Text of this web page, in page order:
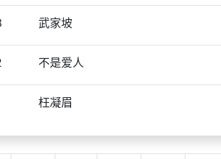
武家坡
不是爱人
枉凝眉